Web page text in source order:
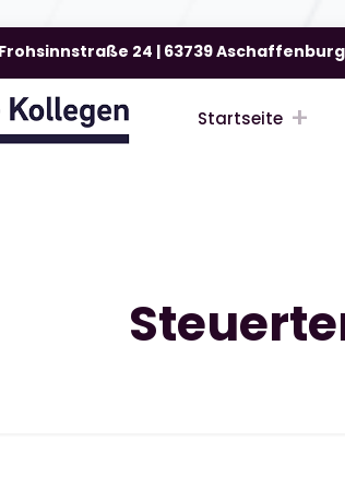
Frohsinnstraße 24 | 63739 Aschaffenburg
Startseite